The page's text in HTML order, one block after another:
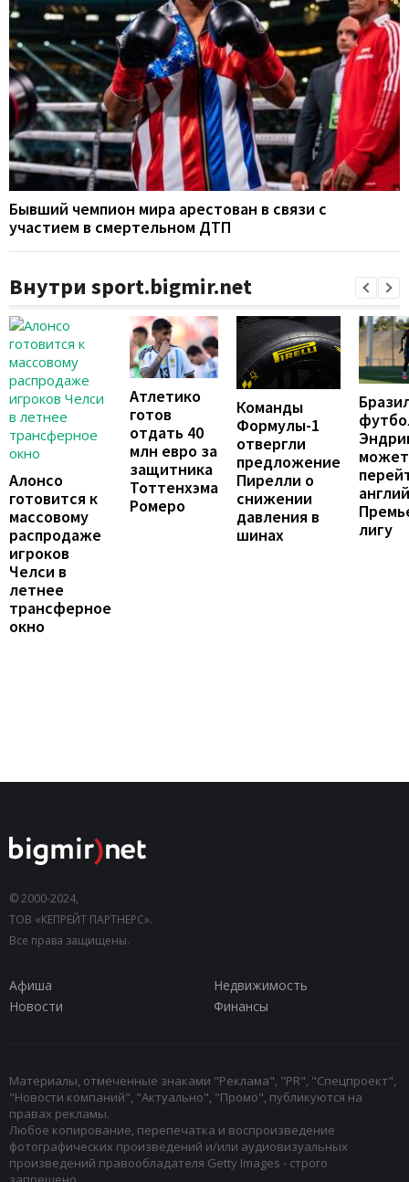
Бывший чемпион мира арестован в связи с
участием в смертельном ДТП
Внутри sport.bigmir.net
Алонсо
готовится к
массовому
распродаже
игроков
Челси в
летнее
трансферное
окно
Атлетико
готов
отдать 40
млн евро за
защитника
Тоттенхэма
Ромеро
Команды
Формулы-1
отвергли
предложение
Пирелли о
снижении
давления в
шинах
может
лигу
© 2000-2024,
ТОВ «КЕПРЕЙТ ПАРТНЕРС».
Все права защищены.
Афиша
Недвижимость
Новости
Финансы
Материалы, отмеченные знаками "Реклама", "PR", "Спецпроект",
"Новости компаний", "Актуально", "Промо", публикуются на
правах рекламы.
Любое копирование, перепечатка и воспроизведение
фотографических произведений и/или аудиовизуальных
произведений правообладателя Getty Images - строго